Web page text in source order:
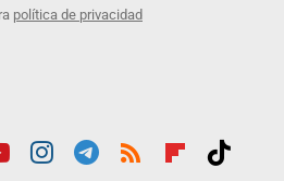
política de privacidad